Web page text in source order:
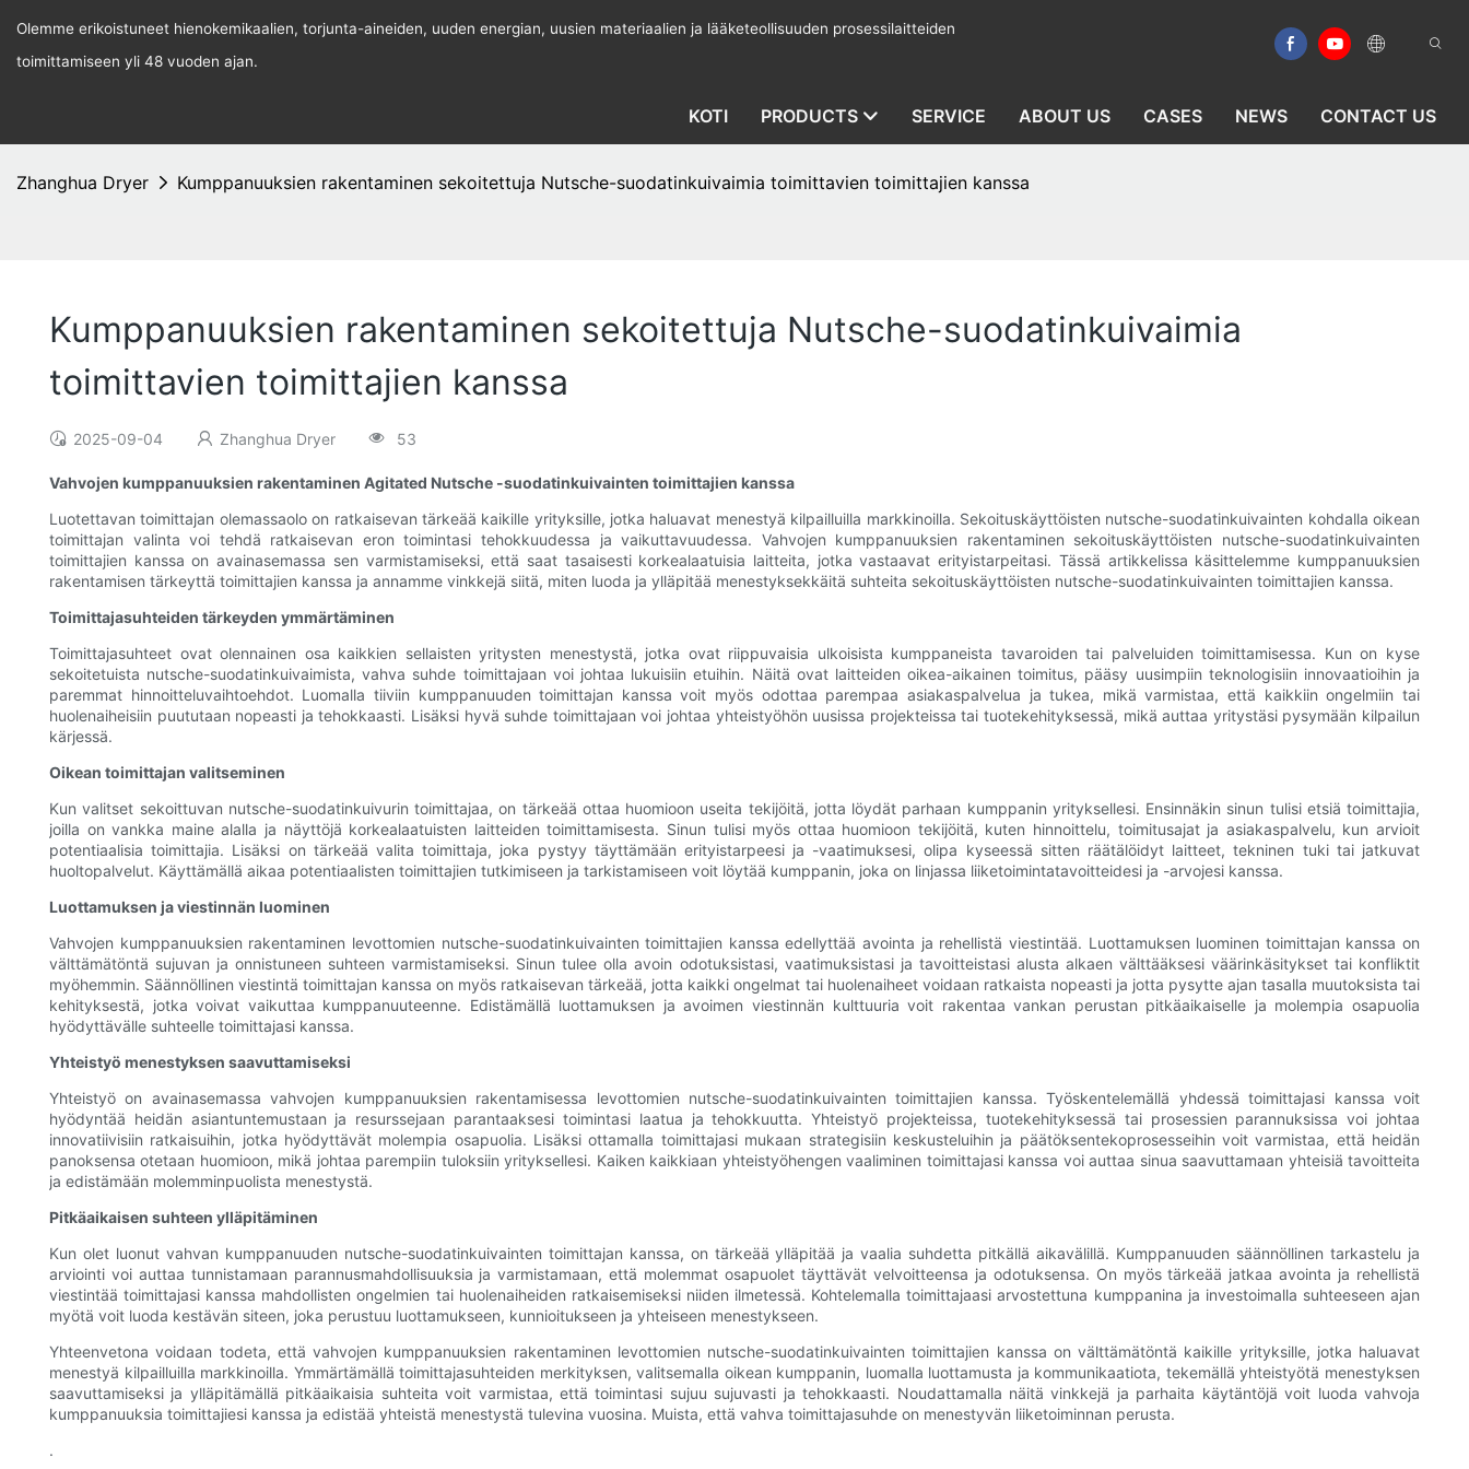
Olemme erikoistuneet hienokemikaalien, torjunta-aineiden, uuden energian, uusien materiaalien ja lääketeollisuuden prosessilaitteiden
toimittamiseen yli 48 vuoden ajan.
KOTI PRODUCTS SERVICE ABOUT US CASES NEWS CONTACT US
Zhanghua Dryer Kumppanuuksien rakentaminen sekoitettuja Nutsche-suodatinkuivaimia toimittavien toimittajien kanssa
Kumppanuuksien rakentaminen sekoitettuja Nutsche-suodatinkuivaimia
toimittavien toimittajien kanssa
2025-09-04 Zhanghua Dryer 53
Vahvojen kumppanuuksien rakentaminen Agitated Nutsche -suodatinkuivainten toimittajien kanssa
Luotettavan toimittajan olemassaolo on ratkaisevan tärkeää kaikille yrityksille, jotka haluavat menestyä kilpailluilla markkinoilla. Sekoituskäyttöisten nutsche-suodatinkuivainten kohdalla oikean
toimittajan valinta voi tehdä ratkaisevan eron toimintasi tehokkuudessa ja vaikuttavuudessa. Vahvojen kumppanuuksien rakentaminen sekoituskäyttöisten nutsche-suodatinkuivainten
toimittajien kanssa on avainasemassa sen varmistamiseksi, että saat tasaisesti korkealaatuisia laitteita, jotka vastaavat erityistarpeitasi. Tässä artikkelissa käsittelemme kumppanuuksien
rakentamisen tärkeyttä toimittajien kanssa ja annamme vinkkejä siitä, miten luoda ja ylläpitää menestyksekkäitä suhteita sekoituskäyttöisten nutsche-suodatinkuivainten toimittajien kanssa.
Toimittajasuhteiden tärkeyden ymmärtäminen
Toimittajasuhteet ovat olennainen osa kaikkien sellaisten yritysten menestystä, jotka ovat riippuvaisia ​​ulkoisista kumppaneista tavaroiden tai palveluiden toimittamisessa. Kun on kyse
sekoitetuista nutsche-suodatinkuivaimista, vahva suhde toimittajaan voi johtaa lukuisiin etuihin. Näitä ovat laitteiden oikea-aikainen toimitus, pääsy uusimpiin teknologisiin innovaatioihin ja
paremmat hinnoitteluvaihtoehdot. Luomalla tiiviin kumppanuuden toimittajan kanssa voit myös odottaa parempaa asiakaspalvelua ja tukea, mikä varmistaa, että kaikkiin ongelmiin tai
huolenaiheisiin puututaan nopeasti ja tehokkaasti. Lisäksi hyvä suhde toimittajaan voi johtaa yhteistyöhön uusissa projekteissa tai tuotekehityksessä, mikä auttaa yritystäsi pysymään kilpailun
kärjessä.
Oikean toimittajan valitseminen
Kun valitset sekoittuvan nutsche-suodatinkuivurin toimittajaa, on tärkeää ottaa huomioon useita tekijöitä, jotta löydät parhaan kumppanin yrityksellesi. Ensinnäkin sinun tulisi etsiä toimittajia,
joilla on vankka maine alalla ja näyttöjä korkealaatuisten laitteiden toimittamisesta. Sinun tulisi myös ottaa huomioon tekijöitä, kuten hinnoittelu, toimitusajat ja asiakaspalvelu, kun arvioit
potentiaalisia toimittajia. Lisäksi on tärkeää valita toimittaja, joka pystyy täyttämään erityistarpeesi ja -vaatimuksesi, olipa kyseessä sitten räätälöidyt laitteet, tekninen tuki tai jatkuvat
huoltopalvelut. Käyttämällä aikaa potentiaalisten toimittajien tutkimiseen ja tarkistamiseen voit löytää kumppanin, joka on linjassa liiketoimintatavoitteidesi ja -arvojesi kanssa.
Luottamuksen ja viestinnän luominen
Vahvojen kumppanuuksien rakentaminen levottomien nutsche-suodatinkuivainten toimittajien kanssa edellyttää avointa ja rehellistä viestintää. Luottamuksen luominen toimittajan kanssa on
välttämätöntä sujuvan ja onnistuneen suhteen varmistamiseksi. Sinun tulee olla avoin odotuksistasi, vaatimuksistasi ja tavoitteistasi alusta alkaen välttääksesi väärinkäsitykset tai konfliktit
myöhemmin. Säännöllinen viestintä toimittajan kanssa on myös ratkaisevan tärkeää, jotta kaikki ongelmat tai huolenaiheet voidaan ratkaista nopeasti ja jotta pysytte ajan tasalla muutoksista tai
kehityksestä, jotka voivat vaikuttaa kumppanuuteenne. Edistämällä luottamuksen ja avoimen viestinnän kulttuuria voit rakentaa vankan perustan pitkäaikaiselle ja molempia osapuolia
hyödyttävälle suhteelle toimittajasi kanssa.
Yhteistyö menestyksen saavuttamiseksi
Yhteistyö on avainasemassa vahvojen kumppanuuksien rakentamisessa levottomien nutsche-suodatinkuivainten toimittajien kanssa. Työskentelemällä yhdessä toimittajasi kanssa voit
hyödyntää heidän asiantuntemustaan ​​ja resurssejaan parantaaksesi toimintasi laatua ja tehokkuutta. Yhteistyö projekteissa, tuotekehityksessä tai prosessien parannuksissa voi johtaa
innovatiivisiin ratkaisuihin, jotka hyödyttävät molempia osapuolia. Lisäksi ottamalla toimittajasi mukaan strategisiin keskusteluihin ja päätöksentekoprosesseihin voit varmistaa, että heidän
panoksensa otetaan huomioon, mikä johtaa parempiin tuloksiin yrityksellesi. Kaiken kaikkiaan yhteistyöhengen vaaliminen toimittajasi kanssa voi auttaa sinua saavuttamaan yhteisiä tavoitteita
ja edistämään molemminpuolista menestystä.
Pitkäaikaisen suhteen ylläpitäminen
Kun olet luonut vahvan kumppanuuden nutsche-suodatinkuivainten toimittajan kanssa, on tärkeää ylläpitää ja vaalia suhdetta pitkällä aikavälillä. Kumppanuuden säännöllinen tarkastelu ja
arviointi voi auttaa tunnistamaan parannusmahdollisuuksia ja varmistamaan, että molemmat osapuolet täyttävät velvoitteensa ja odotuksensa. On myös tärkeää jatkaa avointa ja rehellistä
viestintää toimittajasi kanssa mahdollisten ongelmien tai huolenaiheiden ratkaisemiseksi niiden ilmetessä. Kohtelemalla toimittajaasi arvostettuna kumppanina ja investoimalla suhteeseen ajan
myötä voit luoda kestävän siteen, joka perustuu luottamukseen, kunnioitukseen ja yhteiseen menestykseen.
Yhteenvetona voidaan todeta, että vahvojen kumppanuuksien rakentaminen levottomien nutsche-suodatinkuivainten toimittajien kanssa on välttämätöntä kaikille yrityksille, jotka haluavat
menestyä kilpailluilla markkinoilla. Ymmärtämällä toimittajasuhteiden merkityksen, valitsemalla oikean kumppanin, luomalla luottamusta ja kommunikaatiota, tekemällä yhteistyötä menestyksen
saavuttamiseksi ja ylläpitämällä pitkäaikaisia ​​​​suhteita voit varmistaa, että toimintasi sujuu sujuvasti ja tehokkaasti. Noudattamalla näitä vinkkejä ja parhaita käytäntöjä voit luoda vahvoja
kumppanuuksia toimittajiesi kanssa ja edistää yhteistä menestystä tulevina vuosina. Muista, että vahva toimittajasuhde on menestyvän liiketoiminnan perusta.
.